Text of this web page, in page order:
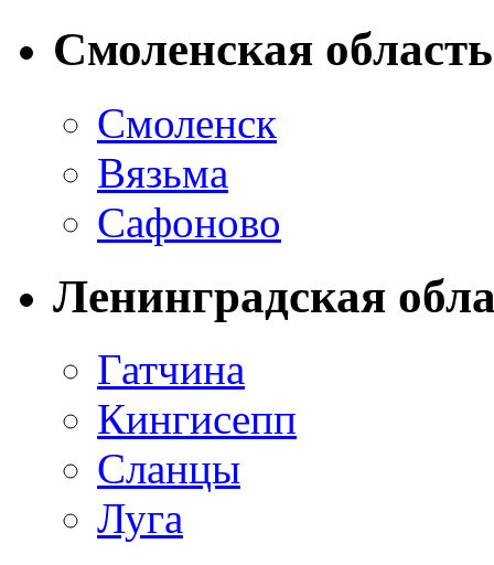
Смоленская область
Смоленск
Вязьма
Сафоново
Ленинградская
Гатчина
Кингисепп
Сланцы
Луга